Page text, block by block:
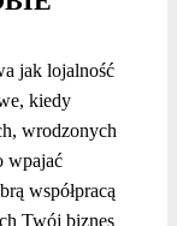
jak lojalność
kiedy
wrodzonych
wpajać
współpracą
Twój biznes